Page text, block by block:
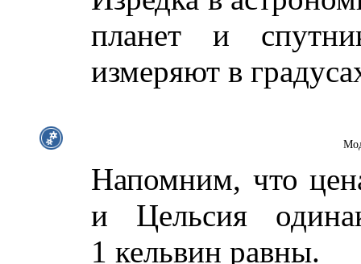
планет и
измеряют в
Напомним, что
и Цельсия
1 кельвин равны.